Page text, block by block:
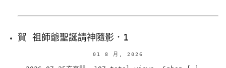
賀 祖師爺聖誕請神隨影．1
01 8 月, 2026